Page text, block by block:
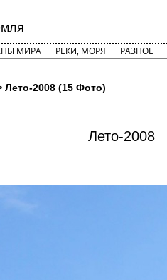
МИРА РЕКИ, МОРЯ РАЗНОЕ
Лето-2008 (15 Фото)
Лето-2008